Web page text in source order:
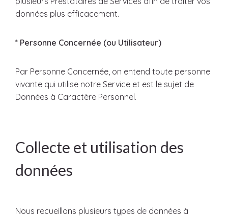
données plus efficacement.
* Personne Concernée (ou Utilisateur)
Par Personne Concernée, on entend toute personne
vivante qui utilise notre Service et est le sujet de
Données à Caractère Personnel.
Collecte et utilisation des
données
Nous recueillons plusieurs types de données à